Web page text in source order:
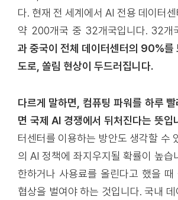
다. 현재 전 세계에서 AI 전용 데이터
약 200개국 중 32개국입니다. 32개
과 중국이 전체 데이터센터의 90%를
도로, 쏠림 현상이 두드러집니다.
다르게 말하면, 컴퓨팅 파워를 하루
면 국제 AI 경쟁에서 뒤처진다는 뜻입
터센터를 이용하는 방안도 생각할 수
의 AI 정책에 좌지우지될 확률이 높습
한하거나 사용료를 올린다고 했을 때
협상을 벌여야 하는 것입니다. 국내